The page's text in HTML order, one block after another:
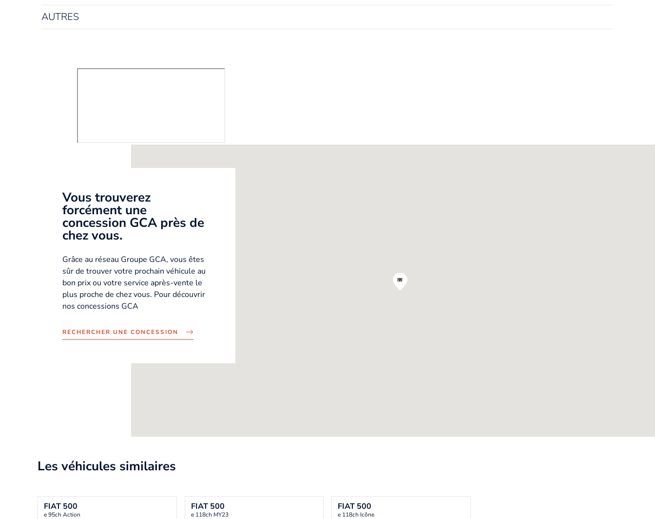
AUTRES
Vous trouverez
forcément une
concession GCA près de
chez vous.
Grâce au réseau Groupe GCA, vous êtes
sûr de trouver votre prochain véhicule au
bon prix ou votre service après-vente le
plus proche de chez vous. Pour découvrir
nos concessions GCA
RECHERCHER UNE CONCESSION
Les véhicules similaires
FIAT 500
e 95ch Action
FIAT 500
e 118ch MY23
FIAT 500
e 118ch Icône